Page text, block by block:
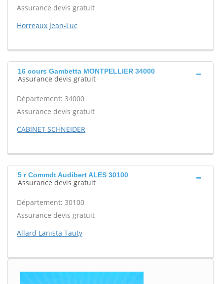
Assurance devis gratuit
Horreaux Jean-Luc
16 cours Gambetta MONTPELLIER 34000
Assurance devis gratuit
Département: 34000
Assurance devis gratuit
CABINET SCHNEIDER
5 r Commdt Audibert ALES 30100
Assurance devis gratuit
Département: 30100
Assurance devis gratuit
Allard Lanista Tauty